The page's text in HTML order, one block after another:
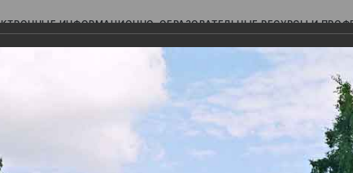
ИНФОРМАЦИОННО-ОБРАЗОВАТЕЛЬНЫЕ РЕСУРСЫ И